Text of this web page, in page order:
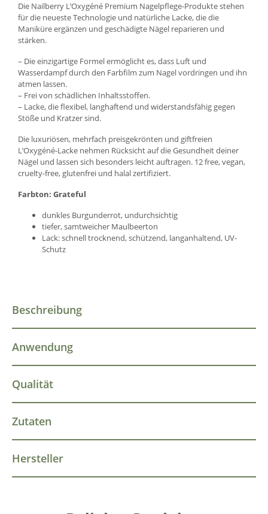
Die Nailberry L’Oxygéné Premium Nagelpflege-Produkte stehen
für die neueste Technologie und natürliche Lacke, die die
Maniküre ergänzen und geschädigte Nägel reparieren und
stärken.
– Die einzigartige Formel ermöglicht es, dass Luft und
Wasserdampf durch den Farbfilm zum Nagel vordringen und ihn
atmen lassen.
– Frei von schädlichen Inhaltsstoffen.
– Lacke, die flexibel, langhaftend und widerstandsfähig gegen
Stöße und Kratzer sind.
Die luxuriösen, mehrfach preisgekrönten und giftfreien
L’Oxygéné-Lacke nehmen Rücksicht auf die Gesundheit deiner
Nägel und lassen sich besonders leicht auftragen. 12 free, vegan,
cruelty-free, glutenfrei und halal zertifiziert.
Farbton: Grateful
dunkles Burgunderrot, undurchsichtig
tiefer, samtweicher Maulbeerton
Lack: schnell trocknend, schützend, langanhaltend, UV-
Schutz
Beschreibung
Anwendung
Qualität
Zutaten
Hersteller